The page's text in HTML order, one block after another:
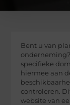
Bent u van
specifieke
hiermee aan
controleren.
website van